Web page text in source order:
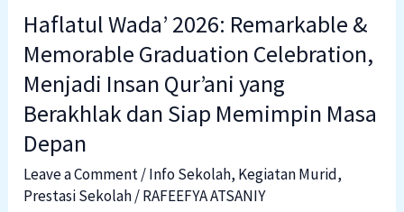
Haflatul Wada’ 2026: Remarkable &
Memorable Graduation Celebration,
Menjadi Insan Qur’ani yang
Berakhlak dan Siap Memimpin Masa
Depan
Leave a Comment/Info Sekolah, Kegiatan Murid,
Prestasi Sekolah/RAFEEFYA ATSANIY
Menjadi
Insan
Qur’ani
yang
Berakhlak
dan
Siap
Memimpin